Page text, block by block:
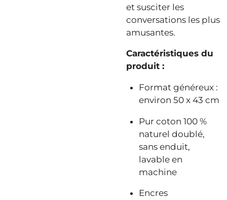
et susciter les
conversations les plus
amusantes.
Caractéristiques du
produit :
Format généreux :
environ 50 x 43 cm
Pur coton 100 %
naturel doublé,
sans enduit,
lavable en
machine
Encres